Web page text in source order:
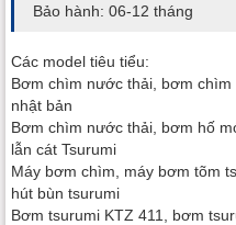
Bảo hành: 06-12 tháng
Các model tiêu tiểu:
Bơm chìm nước thải, bơm
nhật bản
Bơm chìm nước thải, bơm hố
lẫn cát Tsurumi
Máy bơm chìm, máy bơm tõm
hút bùn tsurumi
Bơm tsurumi KTZ 411, bơm